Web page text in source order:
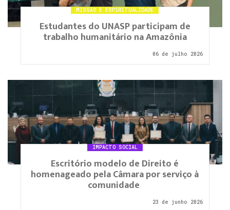
MISSÃO E ESPIRITUALIDADE
Estudantes do UNASP participam de
trabalho humanitário na Amazônia
06 de julho 2026
IMPACTO SOCIAL
Escritório modelo de Direito é
homenageado pela Câmara por serviço à
comunidade
23 de junho 2026